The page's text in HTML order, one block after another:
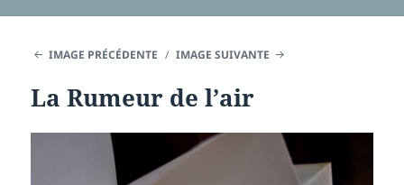
IMAGE PRÉCÉDENTE IMAGE SUIVANTE
La Rumeur de l’air